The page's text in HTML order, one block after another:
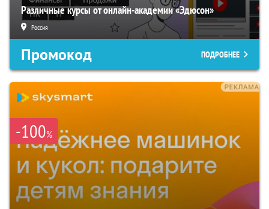
Различные курсы от онлайн-академии «Эдюсон»
Россия
Промокод ПОДРОБНЕЕ
-100%